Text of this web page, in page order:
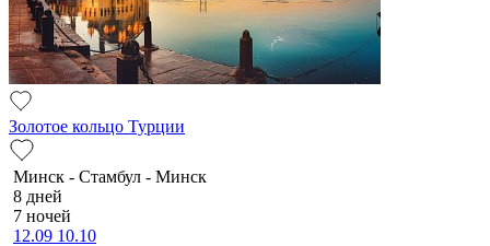
Золотое кольцо Турции
Минск - Стамбул - Минск
8 дней
7 ночей
12.09 10.10